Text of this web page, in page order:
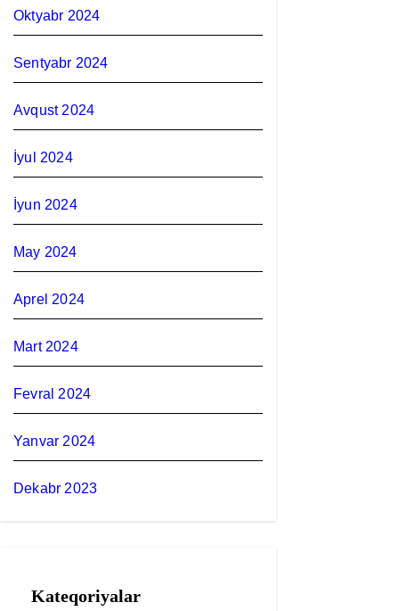
Oktyabr 2024
Sentyabr 2024
Avqust 2024
İyul 2024
İyun 2024
May 2024
Aprel 2024
Mart 2024
Fevral 2024
Yanvar 2024
Dekabr 2023
Kateqoriyalar